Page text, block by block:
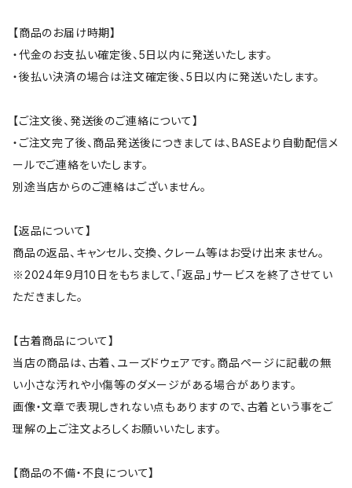
【商品のお届け時期】
・代金のお支払い確定後、5日以内に発送いたします。
・後払い決済の場合は注文確定後、5日以内に発送いたします。
【ご注文後、発送後のご連絡について】
・ご注文完了後、商品発送後につきましては、BASEより自動配信メ
ールでご連絡をいたします。
別途当店からのご連絡はございません。
【返品について】
商品の返品、キャンセル、交換、クレーム等はお受け出来ません。
※2024年9月10日をもちまして、「返品」サービスを終了させてい
ただきました。
【古着商品について】
当店の商品は、古着、ユーズドウェアです。商品ページに記載の無
い小さな汚れや小傷等のダメージがある場合があります。
画像・文章で表現しきれない点もありますので、古着という事をご
理解の上ご注文よろしくお願いいたします。
【商品の不備・不良について】